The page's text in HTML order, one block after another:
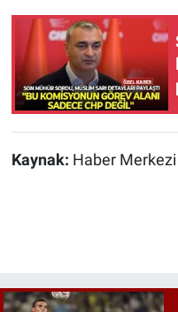
Kaynak: Haber Merkezi